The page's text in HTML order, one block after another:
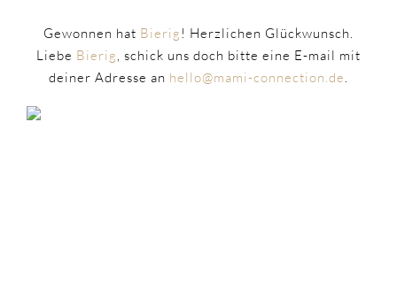
Gewonnen hat Bierig! Herzlichen Glückwunsch.
Liebe Bierig, schick uns doch bitte eine E-mail mit
deiner Adresse an hello@mami-connection.de.